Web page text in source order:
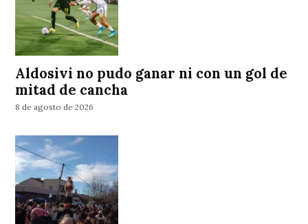
Aldosivi no pudo ganar ni con un gol de
mitad de cancha
8 de agosto de 2026